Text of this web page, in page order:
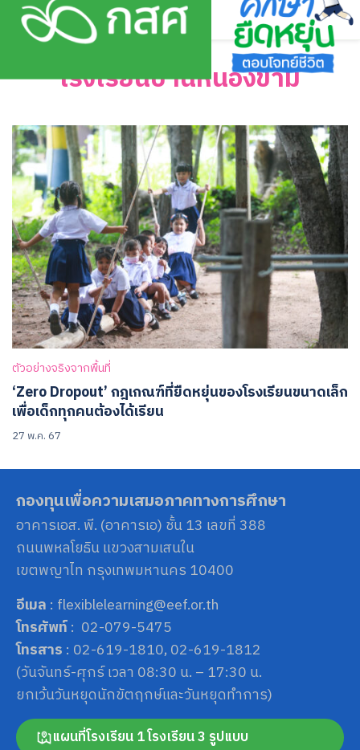
Skip
โรงเรียนบ้านหนองขาม
ตัวอย่างจริงจากพื้นที่
‘Zero Dropout’ กฎเกณฑ์ที่ยืดหยุ่นของโรงเรียนขนาดเล็ก
เพื่อเด็กทุกคนต้องได้เรียน
27 พ.ค. 67
กองทุนเพื่อความเสมอภาคทางการศึกษา
อาคารเอส. พี. (อาคารเอ) ชั้น 13 เลขที่ 388
ถนนพหลโยธิน แขวงสามเสนใน
เขตพญาไท กรุงเทพมหานคร 10400
อีเมล : flexiblelearning@eef.or.th
โทรศัพท์: 02-079-5475
โทรสาร : 02-619-1810, 02-619-1812
(วันจันทร์-ศุกร์ เวลา 08:30 น. – 17:30 น.
ยกเว้นวันหยุดนักขัตฤกษ์และวันหยุดทำการ)
แผนที่โรงเรียน 1 โรงเรียน 3 รูปแบบ